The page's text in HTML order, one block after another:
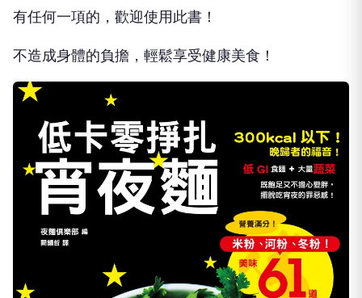
有任何一項的，歡迎使用此書！
不造成身體的負擔，輕鬆享受健康美食！